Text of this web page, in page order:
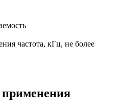
частота, кГц, не более